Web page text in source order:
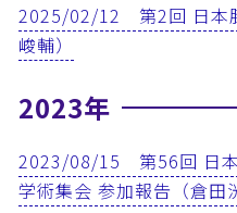
2025/02/12 第2回 日本
峻輔）
2023年
2023/08/15 第56回 日本
学術集会 参加報告（倉田